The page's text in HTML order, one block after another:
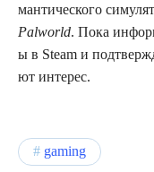
мантического
Palworld. Пока
ы в Steam и
ют интерес.
gaming